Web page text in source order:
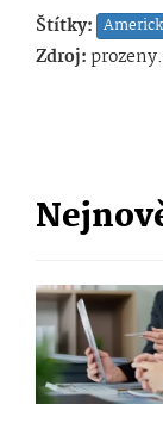
Štítky:
Zdroj: